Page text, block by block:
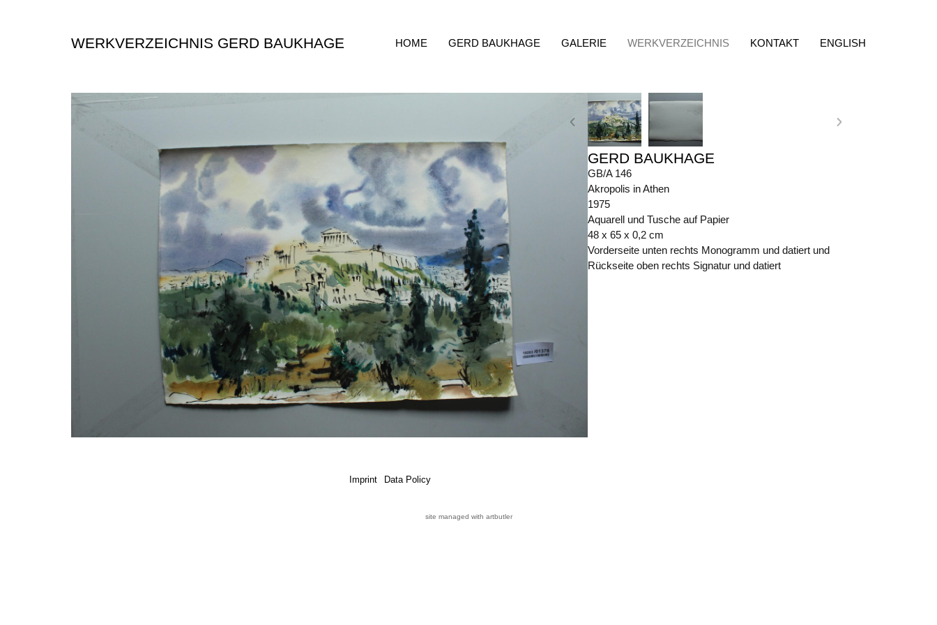
WERKVERZEICHNIS GERD BAUKHAGE HOME GERD BAUKHAGE GALERIE WERKVERZEICHNIS KONTAKT ENGLISH
GERD BAUKHAGE
GB/A 146
Akropolis in Athen
1975
Aquarell und Tusche auf Papier
48 x 65 x 0,2 cm
Vorderseite unten rechts Monogramm und datiert und
Rückseite oben rechts Signatur und datiert
Imprint Data Policy
site managed with artbutler